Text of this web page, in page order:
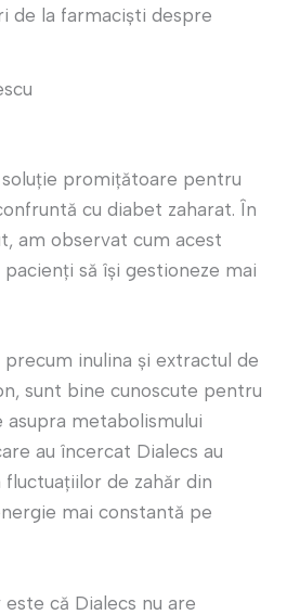
de la farmaciști despre
promițătoare pentru
cu diabet zaharat. În
am observat cum acest
să își gestioneze mai
inulina și extractul de
sunt bine cunoscute pentru
metabolismului
au încercat Dialecs au
de zahăr din
mai constantă pe
că Dialecs nu are